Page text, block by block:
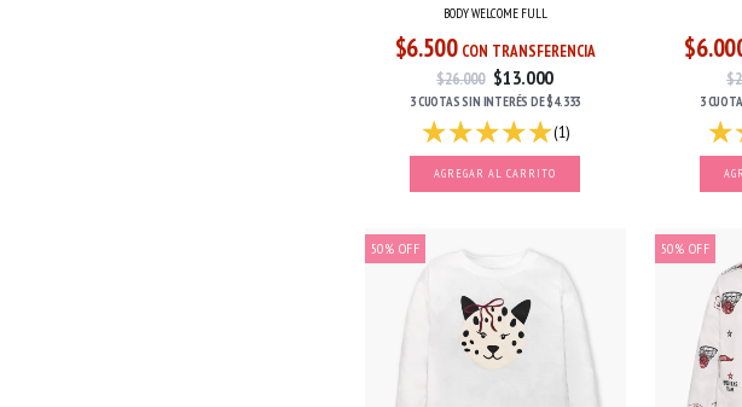
BODY WELCOME FULL
$6.500 CON TRANSFERENCIA
$26.000 $13.000
3 CUOTASSIN INTERÉS DE$4.333
(1)
AGREGAR AL CARRITO
3
50% OFF 50% OFF